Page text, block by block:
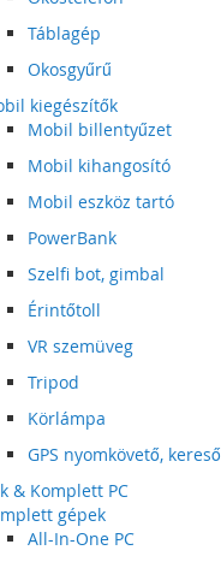
Táblagép
Okosgyűrű
kiegészítők
Mobil billentyűzet
Mobil kihangosító
Mobil eszköz tartó
PowerBank
Szelfi bot, gimbal
Érintőtoll
VR szemüveg
Tripod
Körlámpa
GPS nyomkövető, kereső
& Komplett PC
gépek
All-In-One PC